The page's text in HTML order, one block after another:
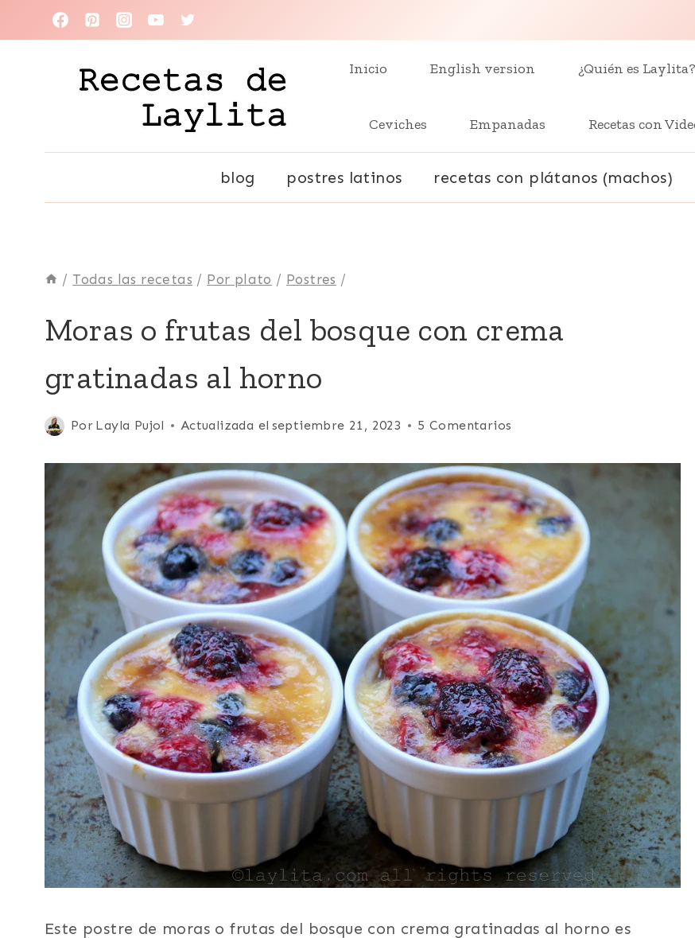
al
Inicio English version ¿Quién es Laylita?
Ceviches Empanadas Recetas con
blog postres latinos recetas con plátanos (machos)
/ Todas las recetas / Por plato / Postres /
FRUTAS
NORTEAMERICA
|
EL
DÍA
LA
MADRE
TODAS
LAS
RECETAS
VEGETARIANA
Moras o frutas del bosque con crema
gratinadas al horno
Por Layla Pujol
Publicada
marzo 4, 2008
Actualizada el septiembre 21, 2023 5 Comentarios
Este postre de moras o frutas del bosque con crema gratinadas al horno es